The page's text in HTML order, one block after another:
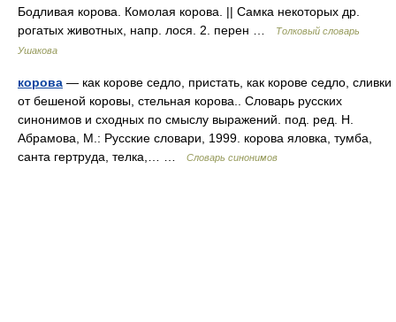
Бодливая корова. Комолая корова. || Самка некоторых др.
рогатых животных, напр. лося. 2. перен …
Толковый словарь
Ушакова
корова — как корове седло, пристать, как корове седло, сливки
от бешеной коровы, стельная корова.. Словарь русских
синонимов и сходных по смыслу выражений. под. ред. Н.
Абрамова, М.: Русские словари, 1999. корова яловка, тумба,
санта гертруда, телка,… …
Словарь синонимов